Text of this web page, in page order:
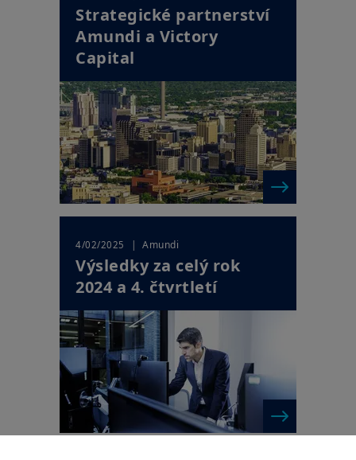
Strategické partnerství
Amundi a Victory
Capital
4/02/2025 | Amundi
Výsledky za celý rok
2024 a 4. čtvrtletí